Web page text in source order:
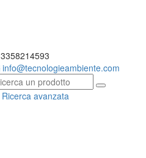
3358214593
info@tecnologieambiente.com
Ricerca avanzata